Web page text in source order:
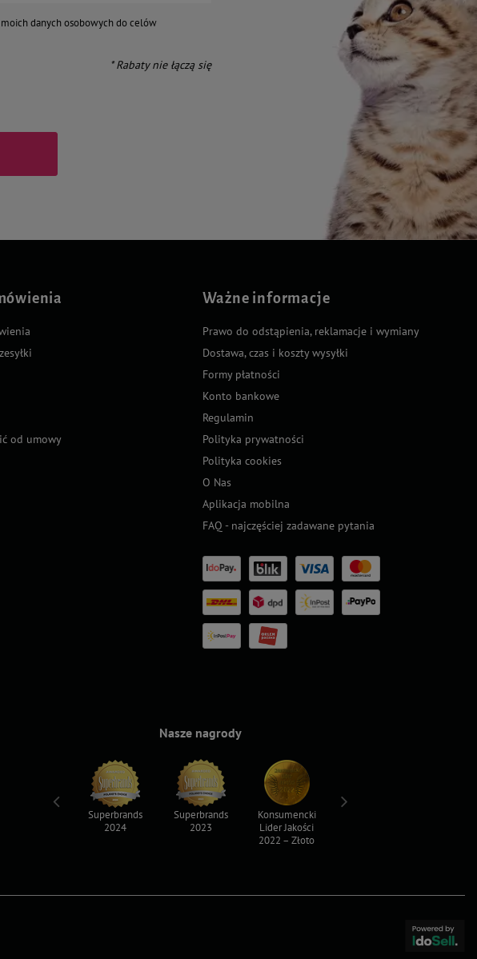
danych osobowych do celów
* Rabaty nie łączą się
od umowy
Ważne informacje
Prawo do odstąpienia, reklamacje i wymiany
Dostawa, czas i koszty wysyłki
Formy płatności
Konto bankowe
Regulamin
Polityka prywatności
Polityka cookies
O Nas
Aplikacja mobilna
FAQ - najczęściej zadawane pytania
Nasze nagrody
Superbrands
2024
Superbrands
2023
Konsumencki
Lider Jakości
2022 – Złoto